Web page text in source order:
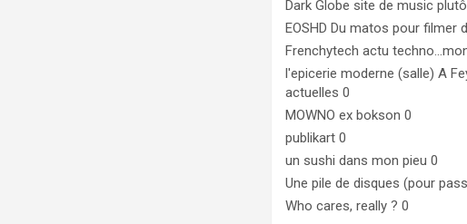
Dark Globe site de music
EOSHD Du matos pour filmer
Frenchytech actu
l'epicerie moderne (salle) A
actuelles 0
MOWNO ex bokson 0
publikart 0
un sushi dans mon pieu 0
Une pile de disques (pour
Who cares, really ? 0